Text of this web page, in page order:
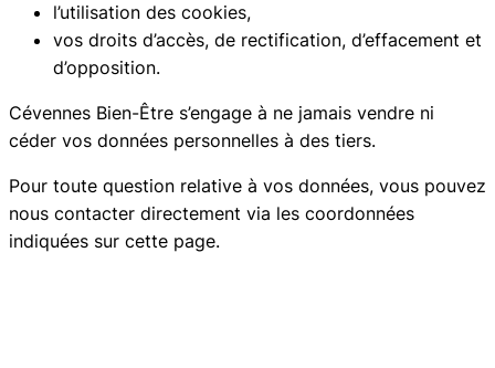
l’utilisation des cookies,
vos droits d’accès, de rectification, d’effacement et
d’opposition.
Cévennes Bien-Être s’engage à ne jamais vendre ni
céder vos données personnelles à des tiers.
Pour toute question relative à vos données, vous pouvez
nous contacter directement via les coordonnées
indiquées sur cette page.